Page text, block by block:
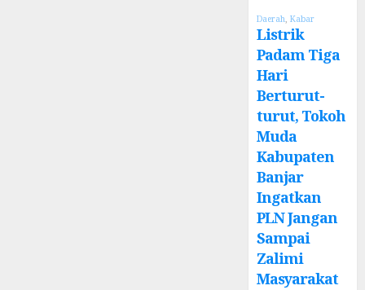
Daerah,Kabar
Listrik
Padam Tiga
Hari
Berturut-
turut, Tokoh
Muda
Kabupaten
Banjar
Ingatkan
PLN Jangan
Sampai
Zalimi
Masyarakat